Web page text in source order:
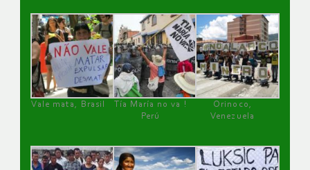
Vale mata, Brasil
Tía María no va !
Perú
Orinoco,
Venezuela